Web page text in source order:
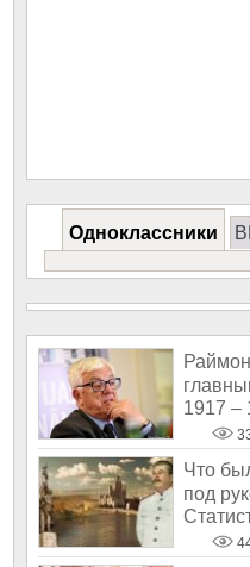
Одноклассники
1917 –
Что
под